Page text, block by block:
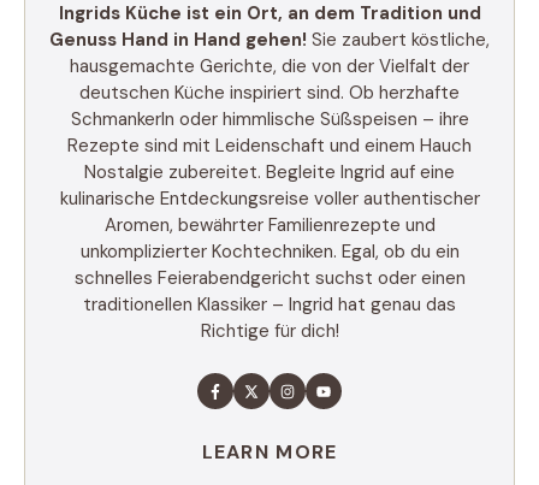
Ingrids Küche ist ein Ort, an dem Tradition und
Genuss Hand in Hand gehen! Sie zaubert köstliche,
hausgemachte Gerichte, die von der Vielfalt der
deutschen Küche inspiriert sind. Ob herzhafte
Schmankerln oder himmlische Süßspeisen – ihre
Rezepte sind mit Leidenschaft und einem Hauch
Nostalgie zubereitet. Begleite Ingrid auf eine
kulinarische Entdeckungsreise voller authentischer
Aromen, bewährter Familienrezepte und
unkomplizierter Kochtechniken. Egal, ob du ein
schnelles Feierabendgericht suchst oder einen
traditionellen Klassiker – Ingrid hat genau das
Richtige für dich!
LEARN MORE